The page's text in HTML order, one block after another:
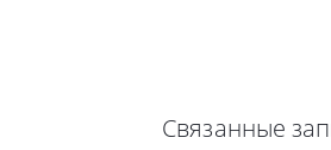
Связанные